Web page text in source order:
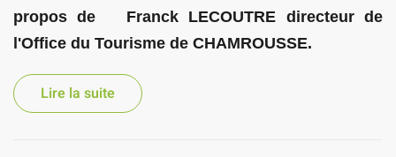
propos de Franck LECOUTRE directeur de
l'Office du Tourisme de CHAMROUSSE.
Lire la suite